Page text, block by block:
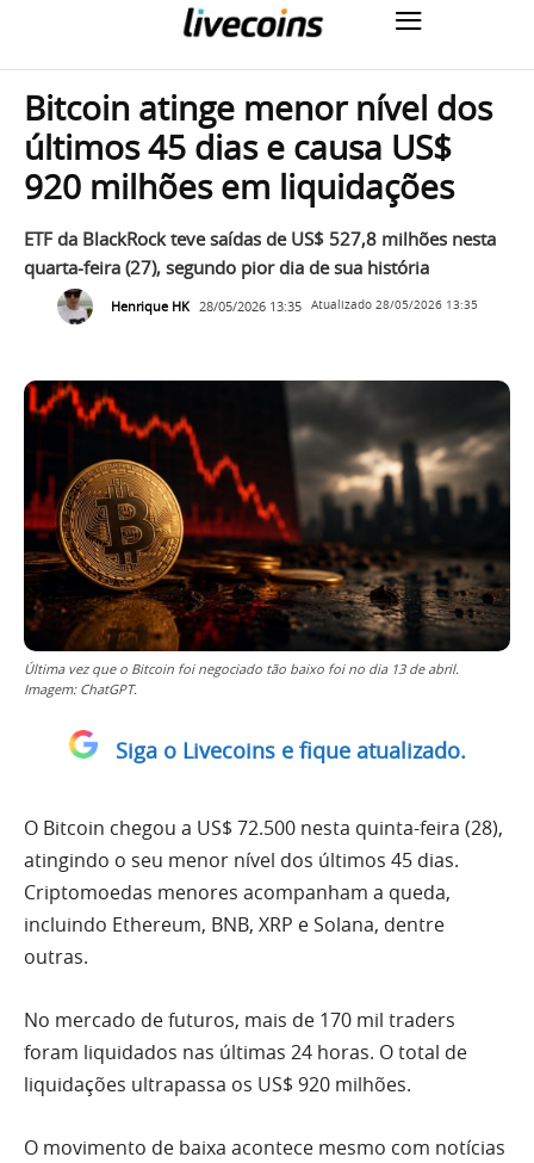
Bitcoin atinge menor nível dos
últimos 45 dias e causa US$
920 milhões em liquidações
ETF da BlackRock teve saídas de US$ 527,8 milhões nesta
quarta-feira (27), segundo pior dia de sua história
Henrique HK 28/05/2026 13:35 Atualizado 28/05/2026 13:35
Última vez que o Bitcoin foi negociado tão baixo foi no dia 13 de abril.
Imagem: ChatGPT.
Siga o Livecoins e fique atualizado.
O Bitcoin chegou a US$ 72.500 nesta quinta-feira (28),
atingindo o seu menor nível dos últimos 45 dias.
Criptomoedas menores acompanham a queda,
incluindo Ethereum, BNB, XRP e Solana, dentre
outras.
No mercado de futuros, mais de 170 mil traders
foram liquidados nas últimas 24 horas. O total de
liquidações ultrapassa os US$ 920 milhões.
O movimento de baixa acontece mesmo com notícias